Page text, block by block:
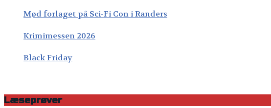
Mød forlaget på Sci-Fi Con i Randers
Krimimessen 2026
Black Friday
Læseprøver